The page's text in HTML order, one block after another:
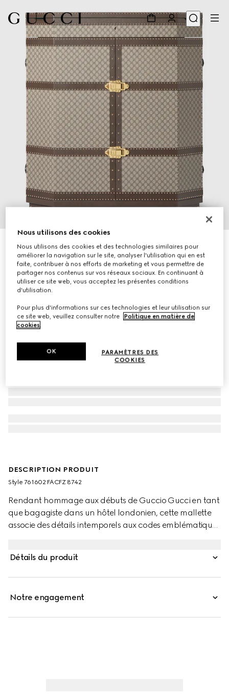
Mallette à bijoux en toile GG Supreme
€ 150.000
DESCRIPTION PRODUIT
Style ‎761602 FACFZ 8742
Rendant hommage aux débuts de Guccio Gucci en tant
que bagagiste dans un hôtel londonien, cette mallette
associe des détails intemporels aux codes emblématiques
cadenas avec une clé révèle un miroir pliable sur la
du client. Le modèle est rehaussé de quatre roues
Détails du produit
Notre engagement
Nous utilisons des cookies
Nous utilisons des cookies et des technologies similaires pour
améliorer la navigation sur le site, analyser l'utilisation qui en est
faite, contribuer à nos efforts de marketing et vous permettre de
partager nos contenus sur vos réseaux sociaux. En continuant à
utiliser ce site web, vous acceptez les présentes conditions
d'utilisation.
Pour plus d'informations sur ces technologies et leur utilisation sur
ce site web, veuillez consulter notre
Politique en matière de
cookies.
PARAMÈTRES DES
COOKIES
OK